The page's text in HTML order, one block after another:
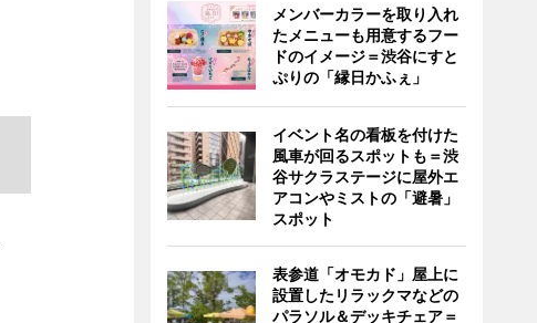
メンバーカラーを取り入れ
たメニューも用意するフー
ドのイメージ＝渋谷にすと
ぷりの「縁日かふぇ」
イベント名の看板を付けた
風車が回るスポットも＝渋
谷サクラステージに屋外エ
アコンやミストの「避暑」
スポット
表参道「オモカド」屋上に
設置したリラックマなどの
パラソル＆デッキチェア＝